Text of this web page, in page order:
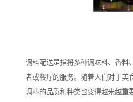
调料配送是指将多种调味料、香料
者或餐厅的服务。随着人们对于美
调料的品质和种类也变得越来越重